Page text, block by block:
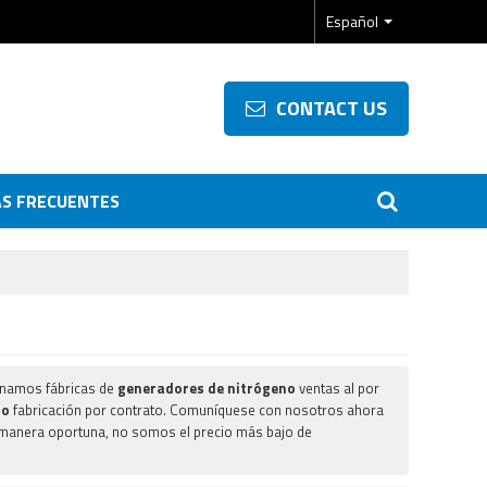
Español
CONTACT US
FRECUENTES
fábricas de generadores de nitrógeno ventas al por
fabricación por contrato. Comuníquese con nosotros ahora
oportuna, no somos el precio más bajo de